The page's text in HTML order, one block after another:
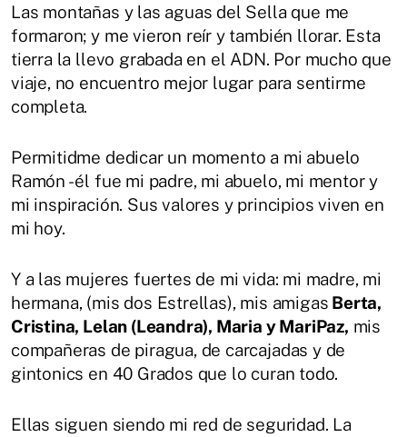
Las montañas y las aguas del Sella que me
formaron; y me vieron reír y también llorar. Esta
tierra la llevo grabada en el ADN. Por mucho que
viaje, no encuentro mejor lugar para sentirme
completa.
Permitidme dedicar un momento a mi abuelo
Ramón - él fue mi padre, mi abuelo, mi mentor y
mi inspiración. Sus valores y principios viven en
mi hoy.
Y a las mujeres fuertes de mi vida: mi madre, mi
hermana, (mis dos Estrellas), mis amigas Berta,
Cristina, Lelan (Leandra), Maria y MariPaz, mis
compañeras de piragua, de carcajadas y de
gintonics en 40 Grados que lo curan todo.
Ellas siguen siendo mi red de seguridad. La